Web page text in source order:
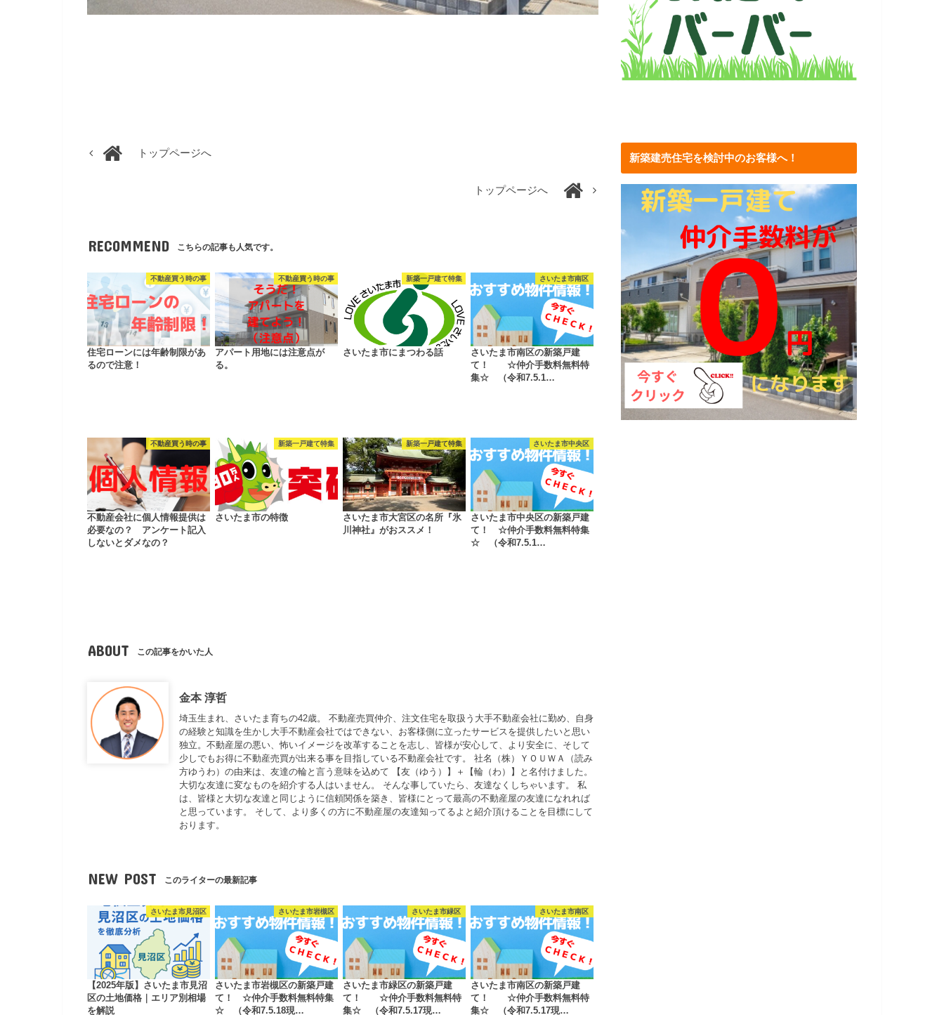
トップページへ
トップページへ
RECOMMEND こちらの記事も人気です。
不動産買う時の事
住宅ローンには年齢制限があ
るので注意！
不動産買う時の事
アパート用地には注意点が
る。
新築一戸建て特集
さいたま市にまつわる話
さいたま市南区
さいたま市南区の新築戸建
て！ ☆仲介手数料無料特
集☆ （令和7.5.1…
不動産買う時の事
不動産会社に個人情報提供は
必要なの？ アンケート記入
しないとダメなの？
新築一戸建て特集
さいたま市の特徴
新築一戸建て特集
さいたま市大宮区の名所『氷
川神社』がおススメ！
さいたま市中央区
さいたま市中央区の新築戸建
て！ ☆仲介手数料無料特集
☆ （令和7.5.1…
ABOUT この記事をかいた人
金本 淳哲
埼玉生まれ、さいたま育ちの42歳。 不動産売買仲介、注文住宅を取扱う大手不動産会社に勤め、自身
の経験と知識を生かし大手不動産会社ではできない、お客様側に立ったサービスを提供したいと思い
独立。不動産屋の悪い、怖いイメージを改革することを志し、皆様が安心して、より安全に、そして
少しでもお得に不動産売買が出来る事を目指している不動産会社です。 社名（株）ＹＯＵＷＡ（読み
方ゆうわ）の由来は、友達の輪と言う意味を込めて 【友（ゆう）】＋【輪（わ）】と名付けました。
大切な友達に変なものを紹介する人はいません。 そんな事していたら、友達なくしちゃいます。 私
は、皆様と大切な友達と同じように信頼関係を築き、皆様にとって最高の不動産屋の友達になれれば
と思っています。 そして、より多くの方に不動産屋の友達知ってるよと紹介頂けることを目標にして
おります。
NEW POST このライターの最新記事
さいたま市見沼区
【2025年版】さいたま市見沼
区の土地価格｜エリア別相場
を解説
さいたま市岩槻区
さいたま市岩槻区の新築戸建
て！ ☆仲介手数料無料特集
☆ （令和7.5.18現…
さいたま市緑区
さいたま市緑区の新築戸建
て！ ☆仲介手数料無料特
集☆ （令和7.5.17現…
さいたま市南区
さいたま市南区の新築戸建
て！ ☆仲介手数料無料特
集☆ （令和7.5.17現…
新築建売住宅を検討中のお客様へ！